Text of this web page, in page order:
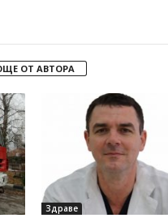
ОТ АВТОРА
Здраве